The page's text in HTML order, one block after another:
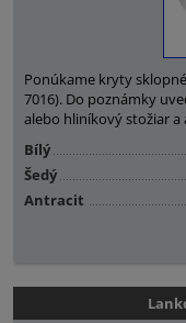
Ponúkame kryty
7016). Do poznámky
alebo hliníkový stožiar a
Bílý
Šedý
Antracit